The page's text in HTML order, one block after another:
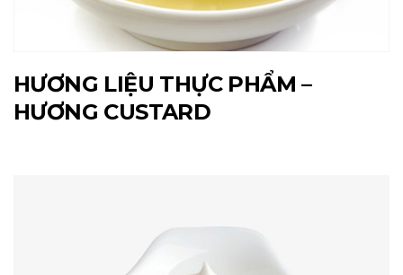
HƯƠNG LIỆU THỰC PHẨM –
HƯƠNG CUSTARD